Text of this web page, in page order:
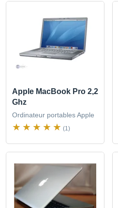
Apple MacBook Pro 2,2
Ghz
Ordinateur portables Apple
(1)